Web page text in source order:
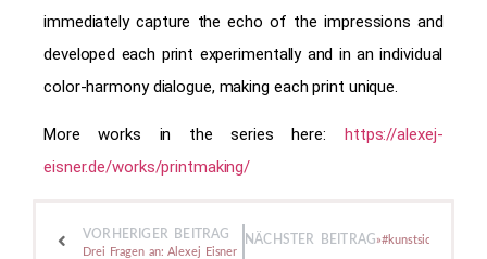
immediately capture the echo of the impressions and
developed each print experimentally and in an individual
color-harmony dialogue, making each print unique.
More works in the series here: https://alexej-
eisner.de/works/printmaking/
VORHERIGER BEITRAG
Drei Fragen an: Alexej Eisner
NÄCHSTER BEITRAG»#kunstsichtbar«